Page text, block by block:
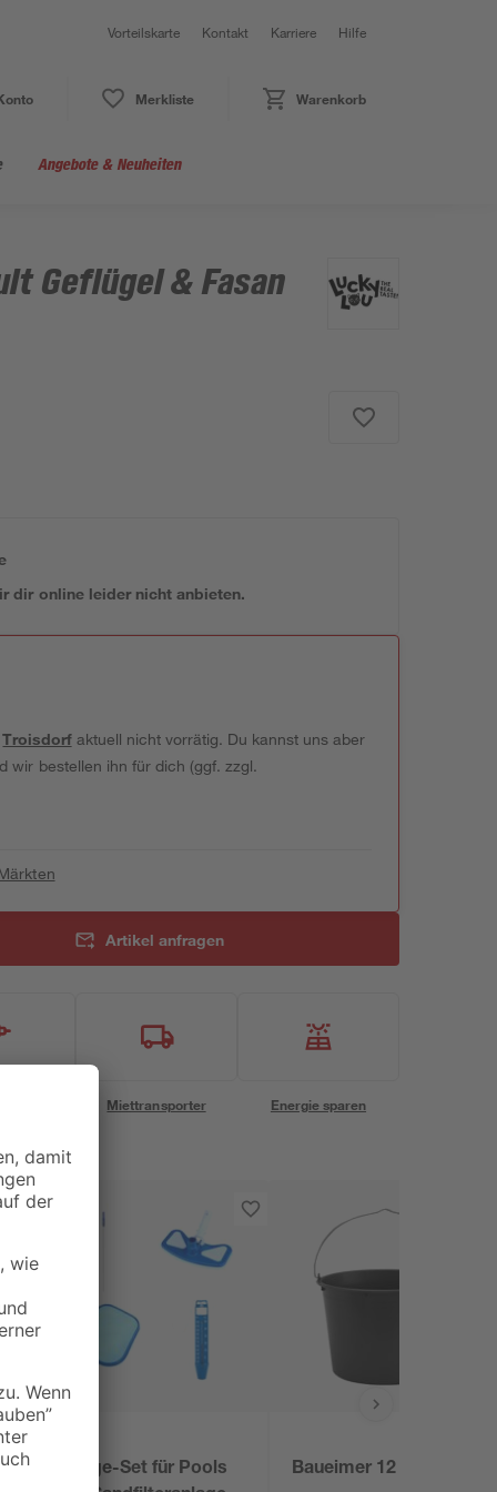
Vorteilskarte Kontakt Karriere Hilfe
Merkliste Warenkorb
Angebote & Neuheiten
Geflügel & Fasan
dir online leider nicht anbieten.
Troisdorfaktuell nicht vorrätig. Du kannst uns aber
wir bestellen ihn für dich (ggf. zzgl.
Artikel anfragen
Miettransporter Energie sparen
Pflege-Set für Pools
Baueimer 12 l